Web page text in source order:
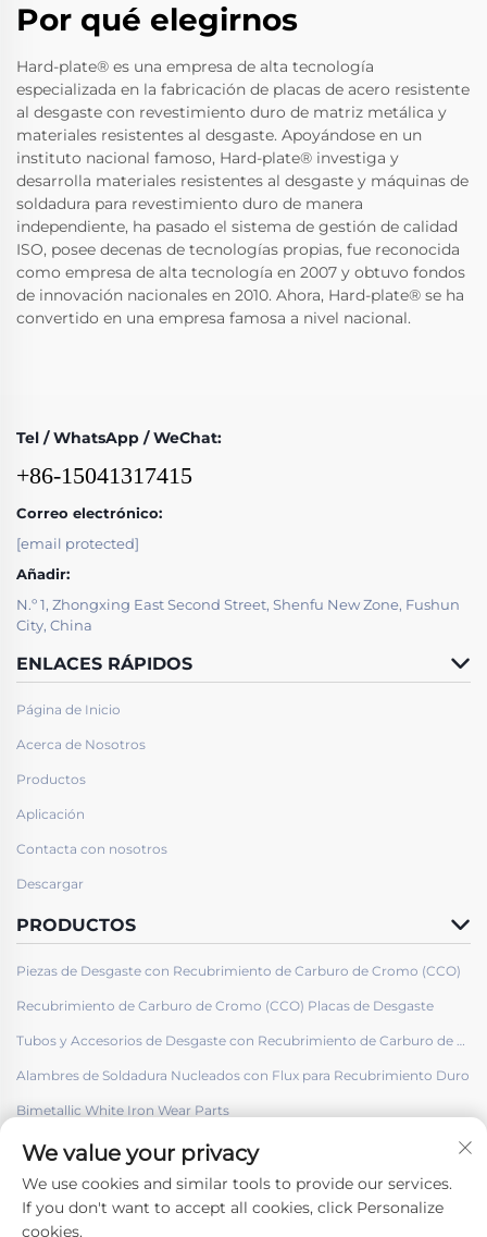
Por qué elegirnos
Hard-plate® es una empresa de alta tecnología
especializada en la fabricación de placas de acero resistente
al desgaste con revestimiento duro de matriz metálica y
materiales resistentes al desgaste. Apoyándose en un
instituto nacional famoso, Hard-plate® investiga y
desarrolla materiales resistentes al desgaste y máquinas de
soldadura para revestimiento duro de manera
independiente, ha pasado el sistema de gestión de calidad
ISO, posee decenas de tecnologías propias, fue reconocida
como empresa de alta tecnología en 2007 y obtuvo fondos
de innovación nacionales en 2010. Ahora, Hard-plate® se ha
convertido en una empresa famosa a nivel nacional.
Tel / WhatsApp / WeChat:
+86-15041317415
Correo electrónico:
[email protected]
Añadir:
N.º 1, Zhongxing East Second Street, Shenfu New Zone, Fushun
City, China
ENLACES RÁPIDOS
Página de Inicio
Acerca de Nosotros
Productos
Aplicación
Contacta con nosotros
Descargar
PRODUCTOS
Piezas de Desgaste con Recubrimiento de Carburo de Cromo (CCO)
Recubrimiento de Carburo de Cromo (CCO) Placas de Desgaste
Alambres de Soldadura Nucleados con Flux para Recubrimiento Duro
Bimetallic White Iron Wear Parts
We value your privacy
We use cookies and similar tools to provide our services.
If you don't want to accept all cookies, click Personalize
cookies.